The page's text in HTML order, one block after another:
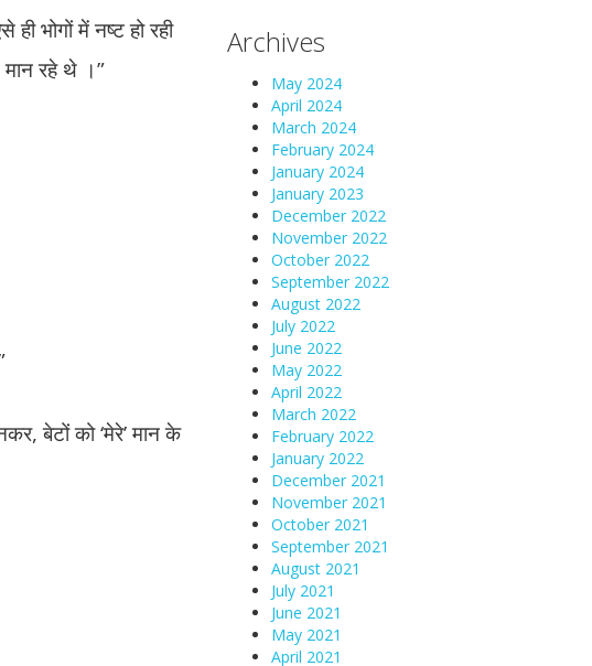
भोगों में नष्ट हो रही
रहे थे ।”
बेटों को ‘मेरे’ मान के
Archives
May 2024
April 2024
March 2024
February 2024
January 2024
January 2023
December 2022
November 2022
October 2022
September 2022
August 2022
July 2022
June 2022
May 2022
April 2022
March 2022
February 2022
January 2022
December 2021
November 2021
October 2021
September 2021
August 2021
July 2021
June 2021
May 2021
April 2021